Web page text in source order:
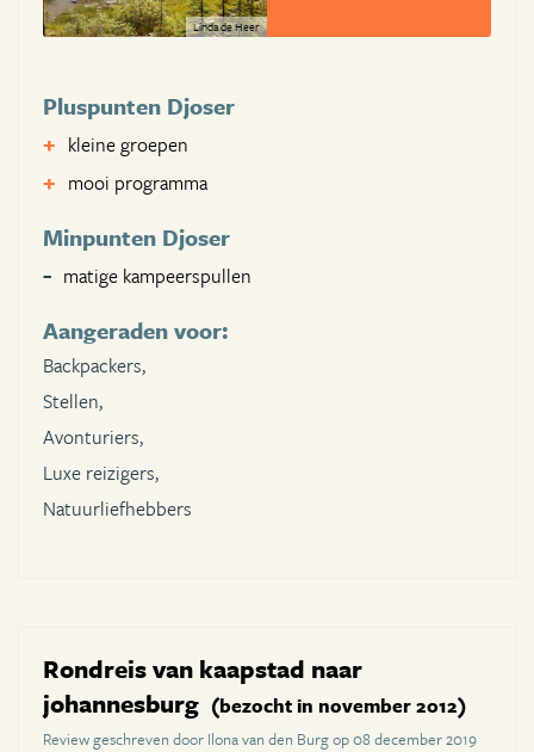
Linda de Heer
Pluspunten Djoser
kleine groepen
mooi programma
Minpunten Djoser
matige kampeerspullen
Aangeraden voor:
Backpackers,
Stellen,
Avonturiers,
Luxe reizigers,
Natuurliefhebbers
Rondreis van kaapstad naar
johannesburg (bezocht in november 2012)
Review geschreven door Ilona van den Burg op 08 december 2019